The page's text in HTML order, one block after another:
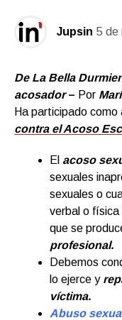
Jupsin 5 de
De La Bella
acosador– Por
Ha participado como
contra el Acoso
El acoso
sexuales
sexuales o
verbal o física
que se
profesional.
Debemos
lo ejerce y
víctima.
Abuso